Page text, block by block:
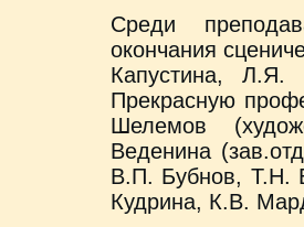
Среди
окончания
Капустина,
Прекрасную
Шелемов
Веденина
В.П. Бубнов, Т.Н.
Кудрина, К.В.